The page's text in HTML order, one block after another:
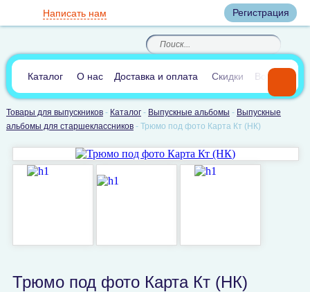
Регистрация
8(812)385-66-65
8(905) 700-70-04
По России звонок
бесплатный
(круглосуточно)
Написать нам
В сравнении:0
Каталог О нас Доставка и оплата Скидки Вопросы и
Товары для выпускников- Каталог- Выпускные альбомы - Выпускные
альбомы для старшеклассников- Трюмо под фото Карта Кт (НК)
Трюмо под фото Карта Кт (НК)